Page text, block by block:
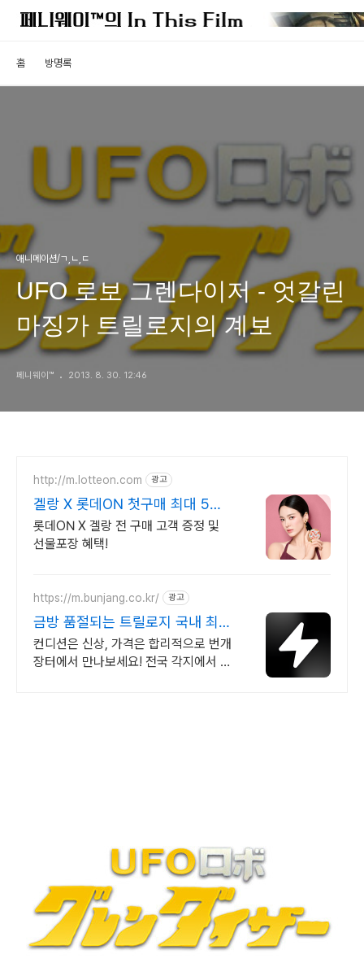
홈 방명록
애니메이션/ㄱ,ㄴ,ㄷ
UFO 로보 그렌다이저 - 엇갈린
마징가 트릴로지의 계보
페니웨이™ 2013. 8. 30. 12:46
http://m.lotteon.com 광고
겔랑 X 롯데ON 첫구매 최대 5천
원 혜택!
롯데ON X 겔랑 전 구매 고객 증정 및
선물포장 혜택!
https://m.bunjang.co.kr/ 광고
금방 품절되는 트릴로지 국내 최대
브랜드 중고거래
컨디션은 신상, 가격은 합리적으로 번개
장터에서 만나보세요! 전국 각지에서 올